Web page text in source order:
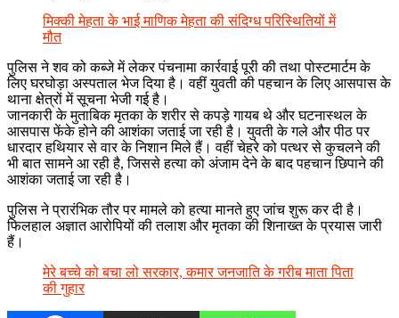
मिक्की मेहता के भाई माणिक मेहता की संदिग्ध परिस्थितियों में
मौत
पुलिस ने शव को कब्जे में लेकर पंचनामा कार्रवाई पूरी की तथा पोस्टमार्टम के
लिए घरघोड़ा अस्पताल भेज दिया है। वहीं युवती की पहचान के लिए आसपास के
थाना क्षेत्रों में सूचना भेजी गई है।
जानकारी के मुताबिक मृतका के शरीर से कपड़े गायब थे और घटनास्थल के
आसपास फेंके होने की आशंका जताई जा रही है। युवती के गले और पीठ पर
धारदार हथियार से वार के निशान मिले हैं। वहीं चेहरे को पत्थर से कुचलने की
भी बात सामने आ रही है, जिससे हत्या को अंजाम देने के बाद पहचान छिपाने की
आशंका जताई जा रही है।
पुलिस ने प्रारंभिक तौर पर मामले को हत्या मानते हुए जांच शुरू कर दी है।
फिलहाल अज्ञात आरोपियों की तलाश और मृतका की शिनाख्त के प्रयास जारी
हैं।
मेरे बच्चे को बचा लो सरकार, कमार जनजाति के गरीब माता पिता
की गुहार